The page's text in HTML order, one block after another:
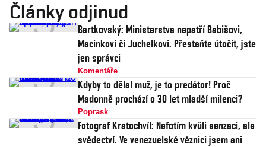
Články odjinud
Bartkovský: Ministerstva nepatří Babišovi,
Macinkovi či Juchelkovi. Přestaňte útočit, jste
jen správci
Komentáře
Kdyby to dělal muž, je to predátor! Proč
Madonně prochází o 30 let mladší milenci?
Poprask
Fotograf Kratochvíl: Nefotím kvůli senzaci, ale
svědectví. Ve venezuelské věznici jsem ani